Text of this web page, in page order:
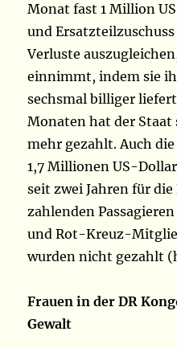
Monat fast 1 Million
und
Verluste
einnimmt, indem sie
sechsmal billiger
Monaten hat der Staat
mehr gezahlt. Auch
1,7 Millionen US-
seit zwei Jahren für
zahlenden
und Rot-Kreuz-
wurden nicht gezahlt
Frauen in der DR
Gewalt